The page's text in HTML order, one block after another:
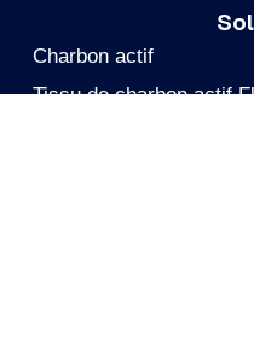
Charbon actif
Tissu de charbon actif